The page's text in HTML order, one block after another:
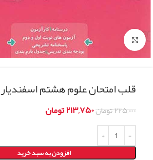
Click to enlarge
قلب امتحان علوم هشتم اسفندیار
۲۲۵,۰۰۰تومان۲۱۳,۷۵۰تومان
افزودن به سبد خرید